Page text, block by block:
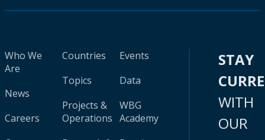
Who We
Are
News
Careers
Countries
Topics
Projects &
Operations
Events
Data
WBG
Academy
STAY
WITH
OUR